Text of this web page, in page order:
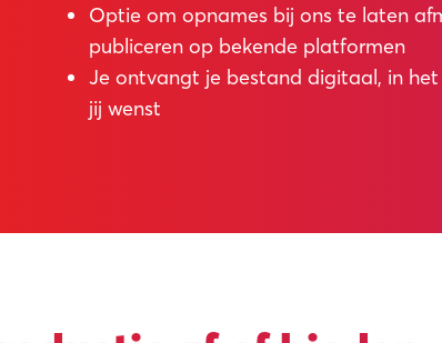
Optie om opnames bij ons te laten
publiceren op bekende platformen
Je ontvangt je bestand digitaal, in
jij wenst